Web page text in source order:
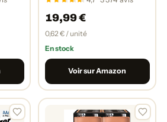
Énergie Longue durée -
Idéales pour Les appareils du
Quotidien - Emballage 100%
Recyclable [Exclusivité
19,99 €
0,62 € / unité
En stock
Voir sur Amazon